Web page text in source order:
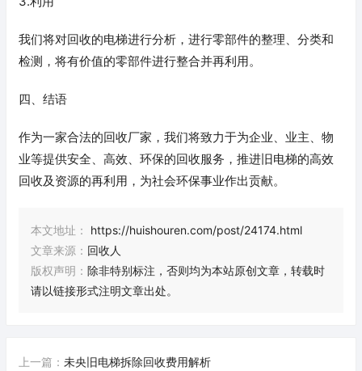
我们将对回收的电梯进行分析，进行零部件的整理、分类和
检测，将有价值的零部件进行整合并再利用。
四、结语
作为一家合法的回收厂家，我们将致力于为企业、业主、物
业等提供安全、高效、环保的回收服务，推进旧电梯的高效
回收及资源的再利用，为社会环保事业作出贡献。
本文地址：
https://huishouren.com/post/24174.html
文章来源： 回收人
版权声明： 除非特别标注，否则均为本站原创文章，转载时
请以链接形式注明文章出处。
上一篇： 未央旧电梯拆除回收费用解析